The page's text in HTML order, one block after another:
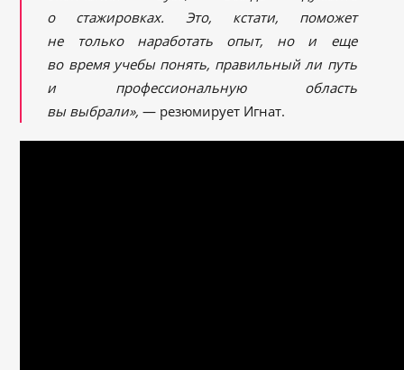
о стажировках. Это, кстати, поможет
не только наработать опыт, но и еще
во время учебы понять, правильный ли путь
и профессиональную область
вы выбрали», — резюмирует Игнат.